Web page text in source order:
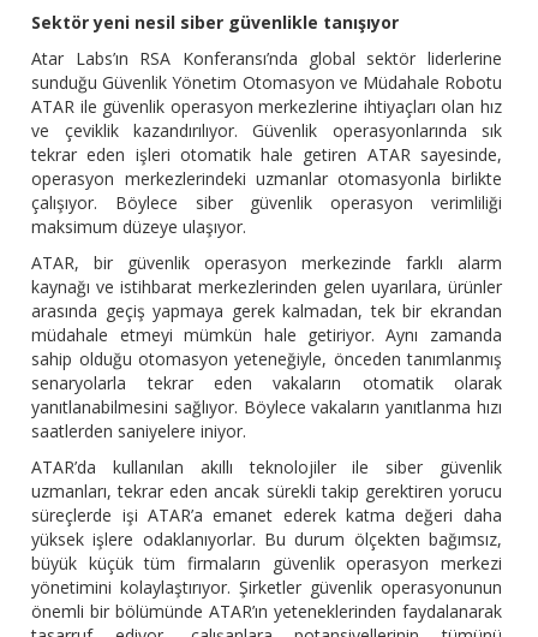
Sektör yeni nesil siber güvenlikle tanışıyor
Atar Labs’ın RSA Konferansı’nda global sektör liderlerine
sunduğu Güvenlik Yönetim Otomasyon ve Müdahale Robotu
ATAR ile güvenlik operasyon merkezlerine ihtiyaçları olan hız
ve çeviklik kazandırılıyor. Güvenlik operasyonlarında sık
tekrar eden işleri otomatik hale getiren ATAR sayesinde,
operasyon merkezlerindeki uzmanlar otomasyonla birlikte
çalışıyor. Böylece siber güvenlik operasyon verimliliği
maksimum düzeye ulaşıyor.
ATAR, bir güvenlik operasyon merkezinde farklı alarm
kaynağı ve istihbarat merkezlerinden gelen uyarılara, ürünler
arasında geçiş yapmaya gerek kalmadan, tek bir ekrandan
müdahale etmeyi mümkün hale getiriyor. Aynı zamanda
sahip olduğu otomasyon yeteneğiyle, önceden tanımlanmış
senaryolarla tekrar eden vakaların otomatik olarak
yanıtlanabilmesini sağlıyor. Böylece vakaların yanıtlanma hızı
saatlerden saniyelere iniyor.
ATAR’da kullanılan akıllı teknolojiler ile siber güvenlik
uzmanları, tekrar eden ancak sürekli takip gerektiren yorucu
süreçlerde işi ATAR’a emanet ederek katma değeri daha
yüksek işlere odaklanıyorlar. Bu durum ölçekten bağımsız,
büyük küçük tüm firmaların güvenlik operasyon merkezi
yönetimini kolaylaştırıyor. Şirketler güvenlik operasyonunun
önemli bir bölümünde ATAR’ın yeteneklerinden faydalanarak